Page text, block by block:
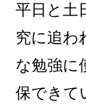
平日と土
究に追わ
な勉強に
保できて